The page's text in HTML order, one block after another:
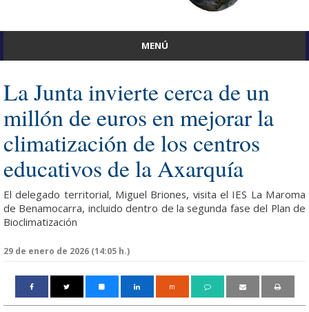
MENÚ
La Junta invierte cerca de un
millón de euros en mejorar la
climatización de los centros
educativos de la Axarquía
El delegado territorial, Miguel Briones, visita el IES La Maroma
de Benamocarra, incluido dentro de la segunda fase del Plan de
Bioclimatización
29 de enero de 2026 (14:05 h.)
m